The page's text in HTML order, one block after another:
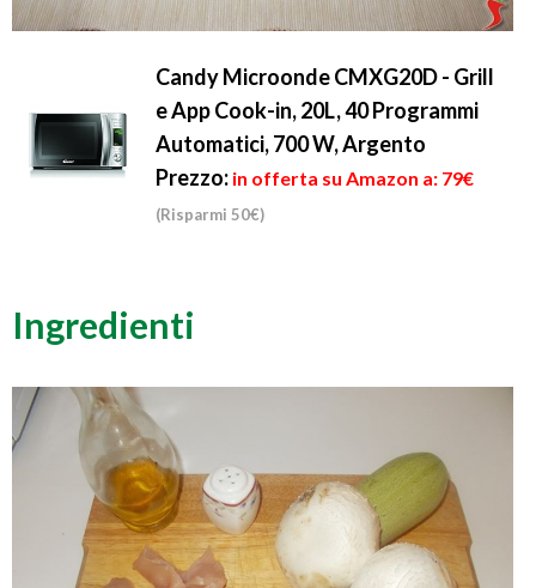
Candy Microonde CMXG20D - Grill
e App Cook-in, 20L, 40 Programmi
Automatici, 700 W, Argento
Prezzo: in offerta su Amazon a: 79€
(Risparmi 50€)
Ingredienti